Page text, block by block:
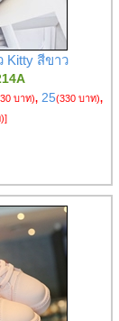
Kitty สีขาว
บาท), 25(330 บาท),
]